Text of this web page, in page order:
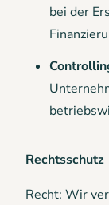
bei der
Rechtsschutz
Recht: Wir